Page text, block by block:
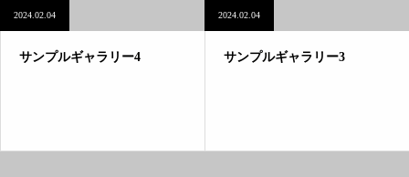
2024.02.04
サンプルギャラリー4
2024.02.04
サンプルギャラリー3